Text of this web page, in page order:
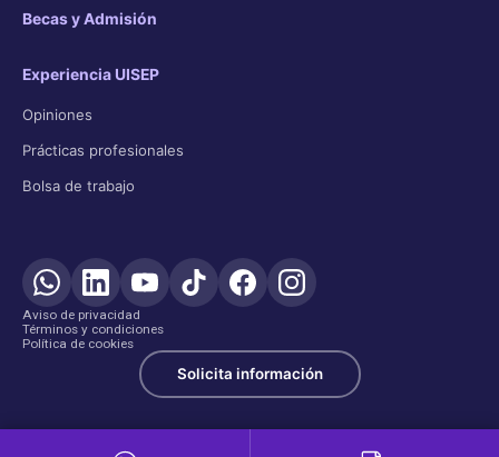
Becas y Admisión
Experiencia UISEP
Opiniones
Prácticas profesionales
Bolsa de trabajo
Aviso de privacidad
Términos y condiciones
Política de cookies
Solicita información